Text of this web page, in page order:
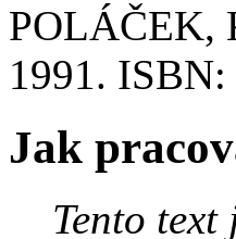
POLÁČEK,
1991.
Jak
Tento